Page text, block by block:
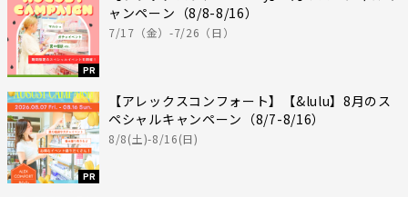
PR
ャンペーン（8/8-8/16）
7/17（金）-7/26（日）
PR
【アレックスコンフォート】【&lulu】8月のス
ペシャルキャンペーン（8/7-8/16）
8/8(土)-8/16(日)